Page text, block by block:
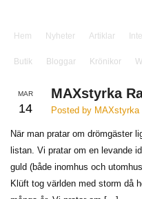
Hem Nyheter Artiklar
Butik Bloggar Krönikor
MAR
14
MAXstyrka
Posted by MAXstyrka
När man pratar om drömgäster
listan. Vi pratar om en levande
guld (både inomhus och
Klüft tog världen med storm då